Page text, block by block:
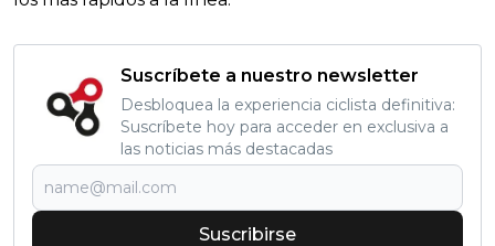
Suscríbete a nuestro newsletter
Desbloquea la experiencia ciclista definitiva:
Suscríbete hoy para acceder en exclusiva a
las noticias más destacadas
Suscribirse